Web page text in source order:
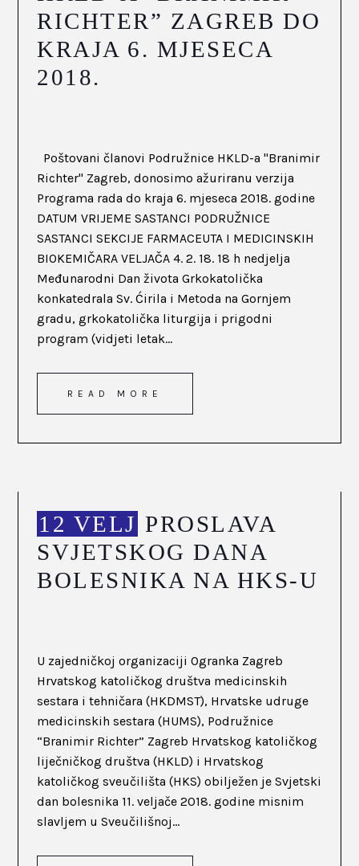
RICHTER” ZAGREB DO
KRAJA 6. MJESECA
2018.
Poštovani članovi Podružnice HKLD-a "Branimir
Richter" Zagreb, donosimo ažuriranu verzija
Programa rada do kraja 6. mjeseca 2018. godine
DATUM VRIJEME SASTANCI PODRUŽNICE
SASTANCI SEKCIJE FARMACEUTA I MEDICINSKIH
BIOKEMIČARA VELJAČA 4. 2. 18. 18 h nedjelja
Međunarodni Dan života Grkokatolička
konkatedrala Sv. Ćirila i Metoda na Gornjem
gradu, grkokatolička liturgija i prigodni
program (vidjeti letak...
READ MORE
12 VELJ PROSLAVA
SVJETSKOG DANA
BOLESNIKA NA HKS-U
U zajedničkoj organizaciji Ogranka Zagreb
Hrvatskog katoličkog društva medicinskih
sestara i tehničara (HKDMST), Hrvatske udruge
medicinskih sestara (HUMS), Podružnice
“Branimir Richter” Zagreb Hrvatskog katoličkog
liječničkog društva (HKLD) i Hrvatskog
katoličkog sveučilišta (HKS) obilježen je Svjetski
dan bolesnika 11. veljače 2018. godine misnim
slavljem u Sveučilišnoj...